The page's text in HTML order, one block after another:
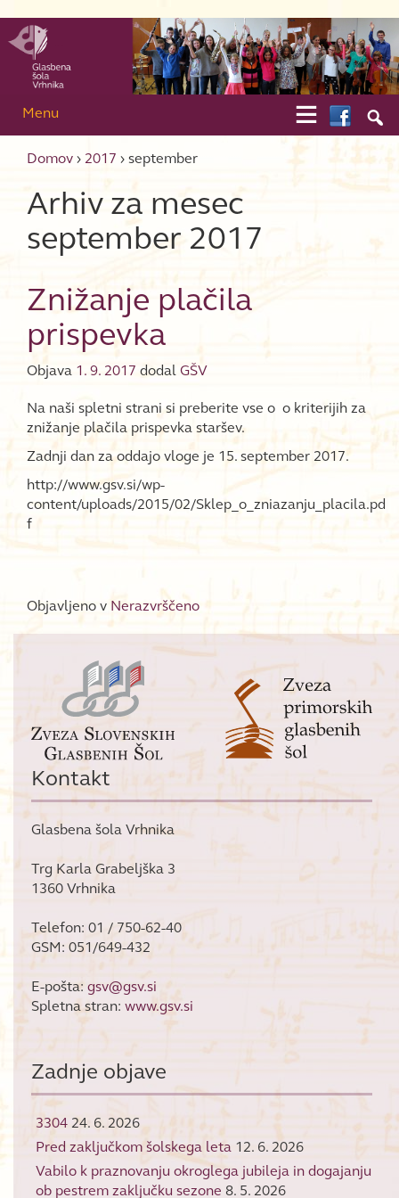

Menu 
Domov › 2017 › september
Arhiv za mesec
september 2017
Znižanje plačila
prispevka
Objava 1. 9. 2017 dodal GŠV
Na naši spletni strani si preberite vse o o kriterijih za
znižanje plačila prispevka staršev.
Zadnji dan za oddajo vloge je 15. september 2017.
http://www.gsv.si/wp-
content/uploads/2015/02/Sklep_o_zniazanju_placila.pd
f
Objavljeno v Nerazvrščeno
Kontakt
Glasbena šola Vrhnika
Trg Karla Grabeljška 3
1360 Vrhnika
Telefon: 01 / 750-62-40
GSM: 051/649-432
E-pošta: gsv@gsv.si
Spletna stran: www.gsv.si
Zadnje objave
3304 24. 6. 2026
Pred zaključkom šolskega leta 12. 6. 2026
Vabilo k praznovanju okroglega jubileja in dogajanju
ob pestrem zaključku sezone 8. 5. 2026